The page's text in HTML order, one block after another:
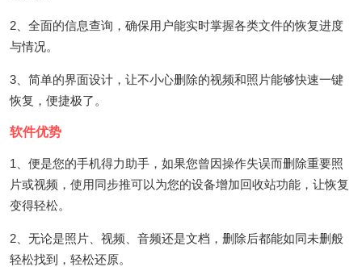
2、全面的信息查询，确保用户能实时掌握各类文件的恢复进度
与情况。
3、简单的界面设计，让不小心删除的视频和照片能够快速一键
恢复，便捷极了。
软件优势
1、便是您的手机得力助手，如果您曾因操作失误而删除重要照
片或视频，使用同步推可以为您的设备增加回收站功能，让恢复
变得轻松。
2、无论是照片、视频、音频还是文档，删除后都能如同未删般
轻松找到，轻松还原。